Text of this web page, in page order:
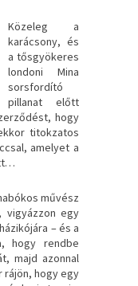
Közeleg a
karácsony, és
a tősgyökeres
londoni Mina
sorsfordító
pillanat előtt
hogy
titokzatos
amelyet a
művész
egy
– és a
hogy rendbe
majd azonnal
rájön, hogy egy